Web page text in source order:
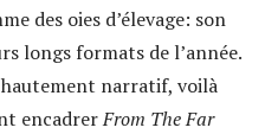
des oies d’élevage: son
longs formats de l’année.
narratif, voilà
encadrerFrom The Far